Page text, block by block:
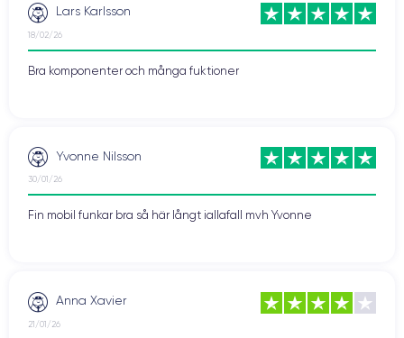
Lars Karlsson
18/02/26
Bra komponenter och många fuktioner
Yvonne Nilsson
30/01/26
Fin mobil funkar bra så här långt iallafall mvh Yvonne
Anna Xavier
21/01/26